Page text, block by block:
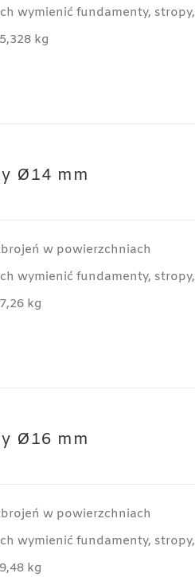
wymienić fundamenty, stropy,
kg
Ø14 mm
w powierzchniach
wymienić fundamenty, stropy,
kg
Ø16 mm
w powierzchniach
wymienić fundamenty, stropy,
kg